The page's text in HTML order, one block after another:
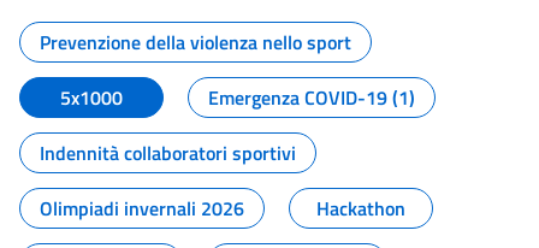
Tutti i contenuti della pagina
Prevenzione della violenza nello sport
5x1000
Emergenza COVID-19 (1)
Indennità collaboratori sportivi
Olimpiadi invernali 2026
Hackathon